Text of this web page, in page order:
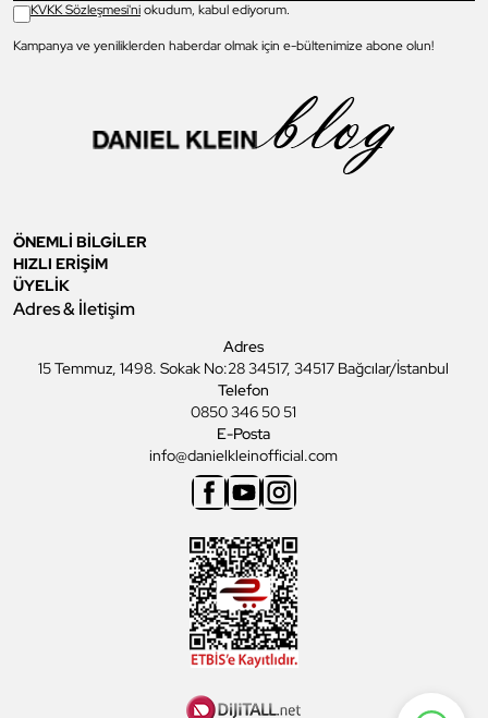
KVKK Sözleşmesi'niokudum, kabul ediyorum.
Kampanya ve yeniliklerden haberdar olmak için e-bültenimize abone olun!
ÖNEMLİ BİLGİLER
HIZLI ERİŞİM
ÜYELİK
Adres & İletişim
Adres
15 Temmuz, 1498. Sokak No:28 34517, 34517 Bağcılar/İstanbul
Telefon
0850 346 50 51
E-Posta
info@danielkleinofficial.com
Facebook
YoutubeInstagram